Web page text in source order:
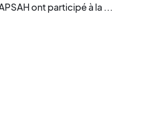
ont participé à la ...